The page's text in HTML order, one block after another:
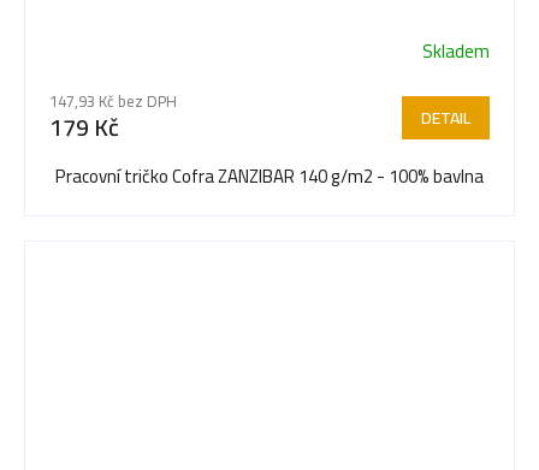
Skladem
147,93 Kč bez DPH
179 Kč DETAIL
Pracovní tričko Cofra ZANZIBAR 140 g/m2 - 100% bavlna